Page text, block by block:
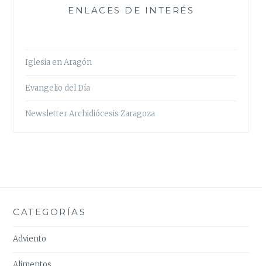
ENLACES DE INTERÉS
Iglesia en Aragón
Evangelio del Día
Newsletter Archidiócesis Zaragoza
CATEGORÍAS
Adviento